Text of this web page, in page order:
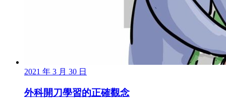
2021 年 3 月 30 日
外科開刀學習的正確觀念